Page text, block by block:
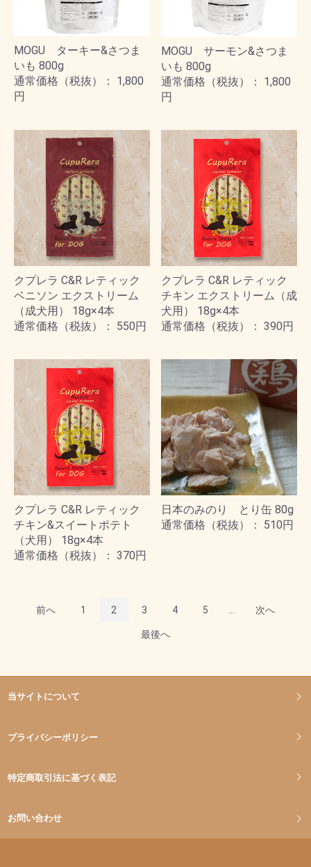
MOGU ターキー&さつま
いも 800g
通常価格（税抜）： 1,800
円
MOGU サーモン&さつま
いも 800g
通常価格（税抜）： 1,800
円
クプレラ C&R レティック
ベニソン エクストリーム
（成犬用） 18g×4本
通常価格（税抜）： 550円
クプレラ C&R レティック
チキン エクストリーム（成
犬用） 18g×4本
通常価格（税抜）： 390円
クプレラ C&R レティック
チキン&スイートポテト
（犬用） 18g×4本
通常価格（税抜）： 370円
日本のみのり とり缶 80g
通常価格（税抜）： 510円
前へ 1 2 3 4 5 次へ
最後へ
当サイトについて
プライバシーポリシー
特定商取引法に基づく表記
お問い合わせ